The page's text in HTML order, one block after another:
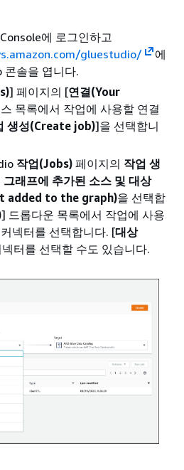
에 로그인하고
gluestudio/
에
콘솔을 엽니다.
] 페이지의 [연결(Your
목록에서 작업에 사용할 연결
생성(Create job)]을 선택합니
작업(Jobs) 페이지의 작업 생
그래프에 추가된 소스 및 대상
added to the graph)을 선택합
] 드롭다운 목록에서 작업에 사용
넥터를 선택합니다. [대상
터를 선택할 수도 있습니다.